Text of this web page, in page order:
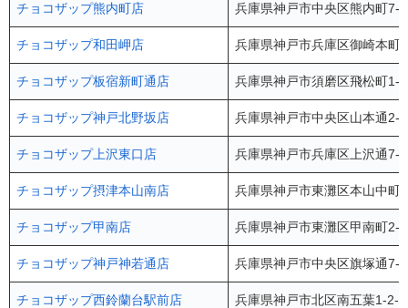
チョコザップ熊内町店 兵庫県神戸市中央区熊内町
チョコザップ和田岬店 兵庫県神戸市兵庫区御崎本
チョコザップ板宿新町通店 兵庫県神戸市須磨区飛松町
チョコザップ神戸北野坂店 兵庫県神戸市中央区山本通
チョコザップ上沢東口店 兵庫県神戸市兵庫区上沢通
チョコザップ摂津本山南店 兵庫県神戸市東灘区本山中
チョコザップ甲南店 兵庫県神戸市東灘区甲南町
チョコザップ神戸神若通店 兵庫県神戸市中央区旗塚通
チョコザップ西鈴蘭台駅前店 兵庫県神戸市北区南五葉1-